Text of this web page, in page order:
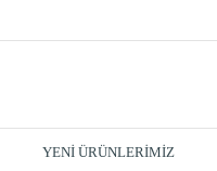
YENI ÜRÜNLERIMIZ